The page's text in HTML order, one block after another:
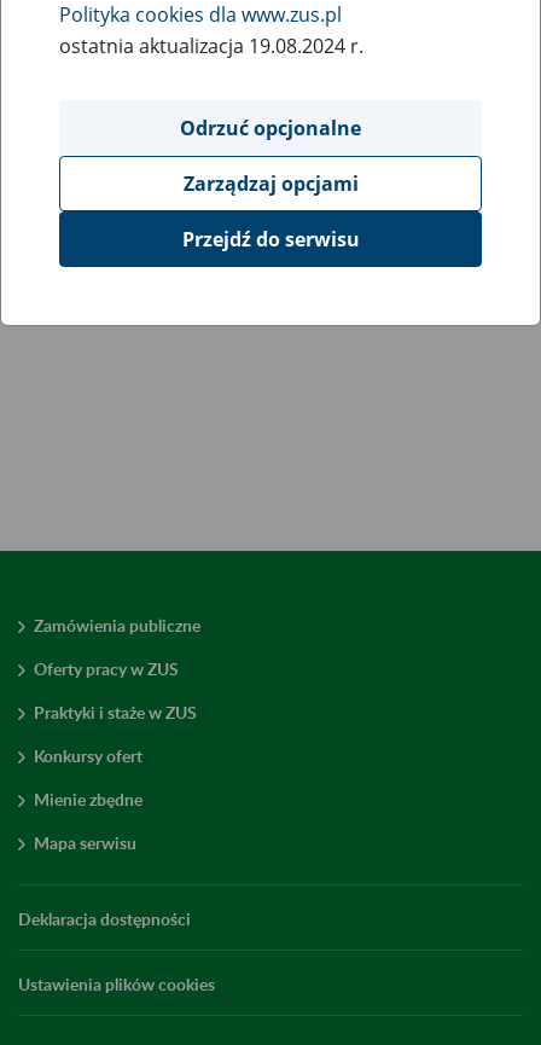
Zamówienia publiczne
Oferty pracy w ZUS
Praktyki i staże w ZUS
Konkursy ofert
Mienie zbędne
Mapa serwisu
Deklaracja dostępności
Ustawienia plików cookies
Polityka cookies dla www.zus.pl
ostatnia aktualizacja 19.08.2024 r.
Odrzuć opcjonalne
Zarządzaj opcjami
Przejdź do serwisu